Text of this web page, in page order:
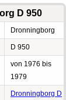
D 950
Dronningborg
D 950
von 1976 bis
1979
Dronningborg D